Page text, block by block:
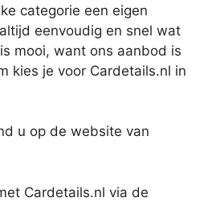
categorie een eigen
eenvoudig en snel wat
mooi, want ons aanbod is
kies je voor Cardetails.nl in
u op de website van
Cardetails.nl via de